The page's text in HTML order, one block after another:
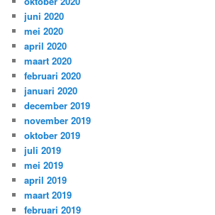
juni 2020
mei 2020
april 2020
maart 2020
februari 2020
januari 2020
december 2019
november 2019
oktober 2019
juli 2019
mei 2019
april 2019
maart 2019
februari 2019